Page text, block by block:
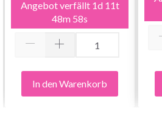
Angebot verfällt 1d 11t
48m 58s
In den Warenkorb